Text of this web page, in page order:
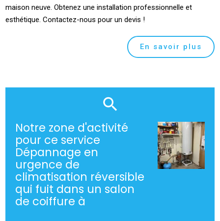
maison neuve. Obtenez une installation professionnelle et
esthétique. Contactez-nous pour un devis !
En savoir plus
Notre zone d'activité
pour ce service
Dépannage en
urgence de
climatisation réversible
qui fuit dans un salon
de coiffure à